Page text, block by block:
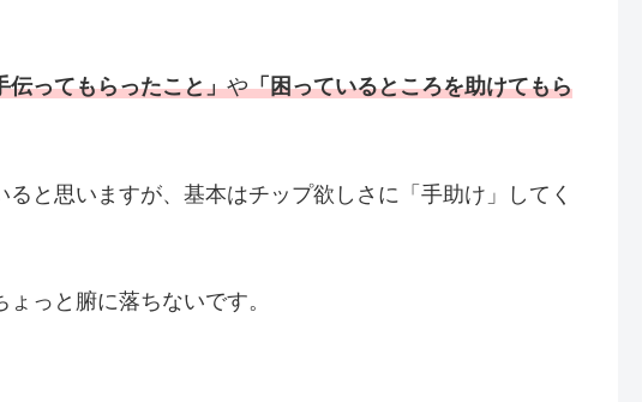
伝ってもらったこと」や「困っているところを助けてもら
と思いますが、基本はチップ欲しさに「手助け」してく
っと腑に落ちないです。